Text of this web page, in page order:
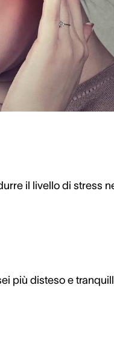
il livello di stress
più disteso e